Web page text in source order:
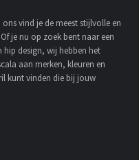
vind je de meest stijlvolle en
je nu op zoek bent naar een
hip design, wij hebben het
aan merken, kleuren en
kunt vinden die bij jouw